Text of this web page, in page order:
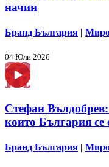
начин
Бранд България |
04 Юли 2026
Стефан
които България се
Бранд България |